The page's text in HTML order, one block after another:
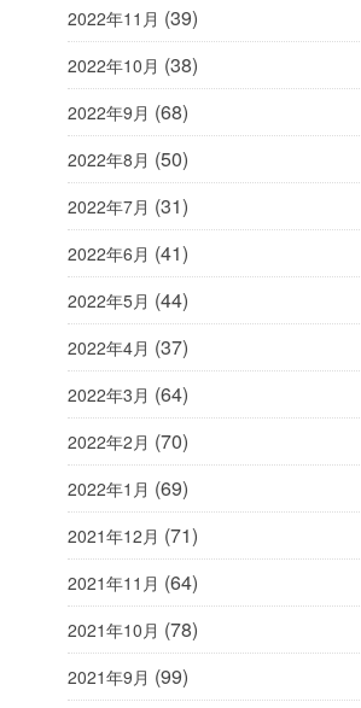
2022年11月 (39)
2022年10月 (38)
2022年9月 (68)
2022年8月 (50)
2022年7月 (31)
2022年6月 (41)
2022年5月 (44)
2022年4月 (37)
2022年3月 (64)
2022年2月 (70)
2022年1月 (69)
2021年12月 (71)
2021年11月 (64)
2021年10月 (78)
2021年9月 (99)